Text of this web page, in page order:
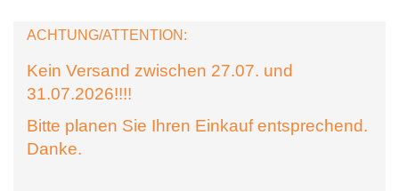
ACHTUNG/ATTENTION:
Kein Versand zwischen 27.07. und
31.07.2026!!!!
Bitte planen Sie Ihren Einkauf entsprechend.
Danke.